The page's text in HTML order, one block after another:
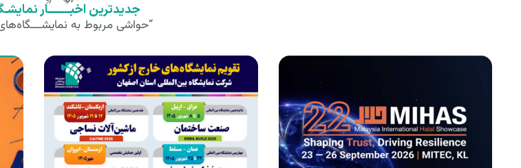
جدیدترین اخبــــــــار
“حواشی مربوط به